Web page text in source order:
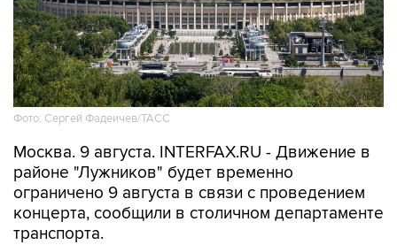
Фото: Сергей Фадеичев/ТАСС
Москва. 9 августа. INTERFAX.RU - Движение в
районе "Лужников" будет временно
ограничено 9 августа в связи с проведением
концерта, сообщили в столичном департаменте
транспорта.